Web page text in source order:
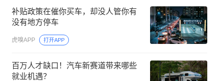
补贴政策在催你买车，却没人管你有
没有地方停车
虎嗅APP 打开APP
百万人才缺口！汽车新赛道带来哪些
就业机遇？